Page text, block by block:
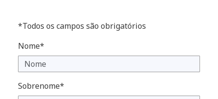
*Todos os campos são obrigatórios
Nome*
Sobrenome*